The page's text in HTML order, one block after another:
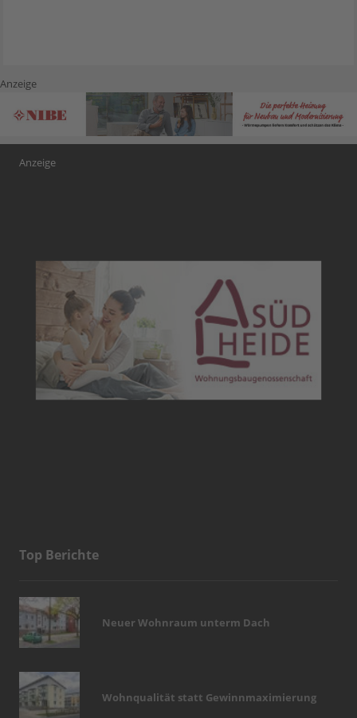
Anzeige
Anzeige
Top Berichte
Neuer Wohnraum unterm Dach
Wohnqualität statt Gewinnmaximierung